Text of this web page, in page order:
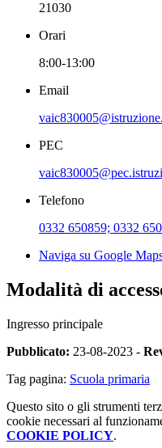
21030
Orari
8:00-13:00
Email
PEC
Telefono
0332 650859; 0332
Naviga su Google
Modalità di
Ingresso principale
Pubblicato: 23-08-2023 -
Tag pagina: Scuola primaria
Questo sito o gli strumenti
cookie necessari al
COOKIE POLICY.